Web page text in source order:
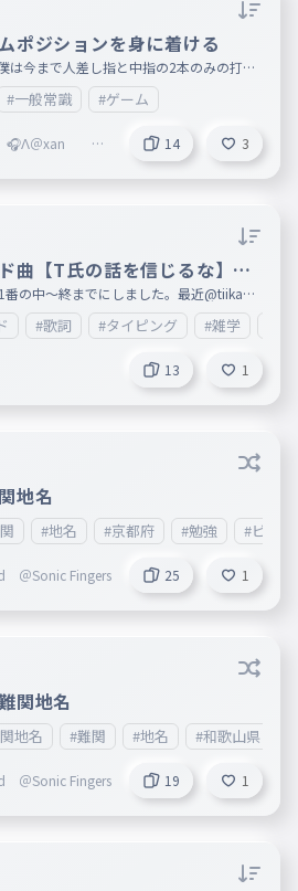
いものをつけられる
のときに関連のないタ
てきて、困るんです。
ポジションを身に着ける
は今まで人差し指と中指の2本のみの打法
ろちゃんとしようかなと思いました。
#一般常識 #ゲーム
』🎧Λ＠xan @
14 3
曲【T氏の話を信じるな】歌
)
の中〜終までにしました。最近@tiikawa
になってきたので、 あとカラオケ🎤もこれ
でこれにしました。歌詞が長いので、文字
ているところが複数あると思います。ご了
ありましたら、情報が入り次第ここに載せ
ください。次回は2番目以降を制作します
たら❤をお願いします。皆様の御感想等楽し
ます。 妹垢:http://ankey.io/@tiikawa_love
#歌詞 #タイピング #雑学
13 1
地名
#地名 #京都府 #勉強 #ビジ
＠Sonic Fingers 25 1
関地名
地名 #難関 #地名 #和歌山県
＠Sonic Fingers 19 1